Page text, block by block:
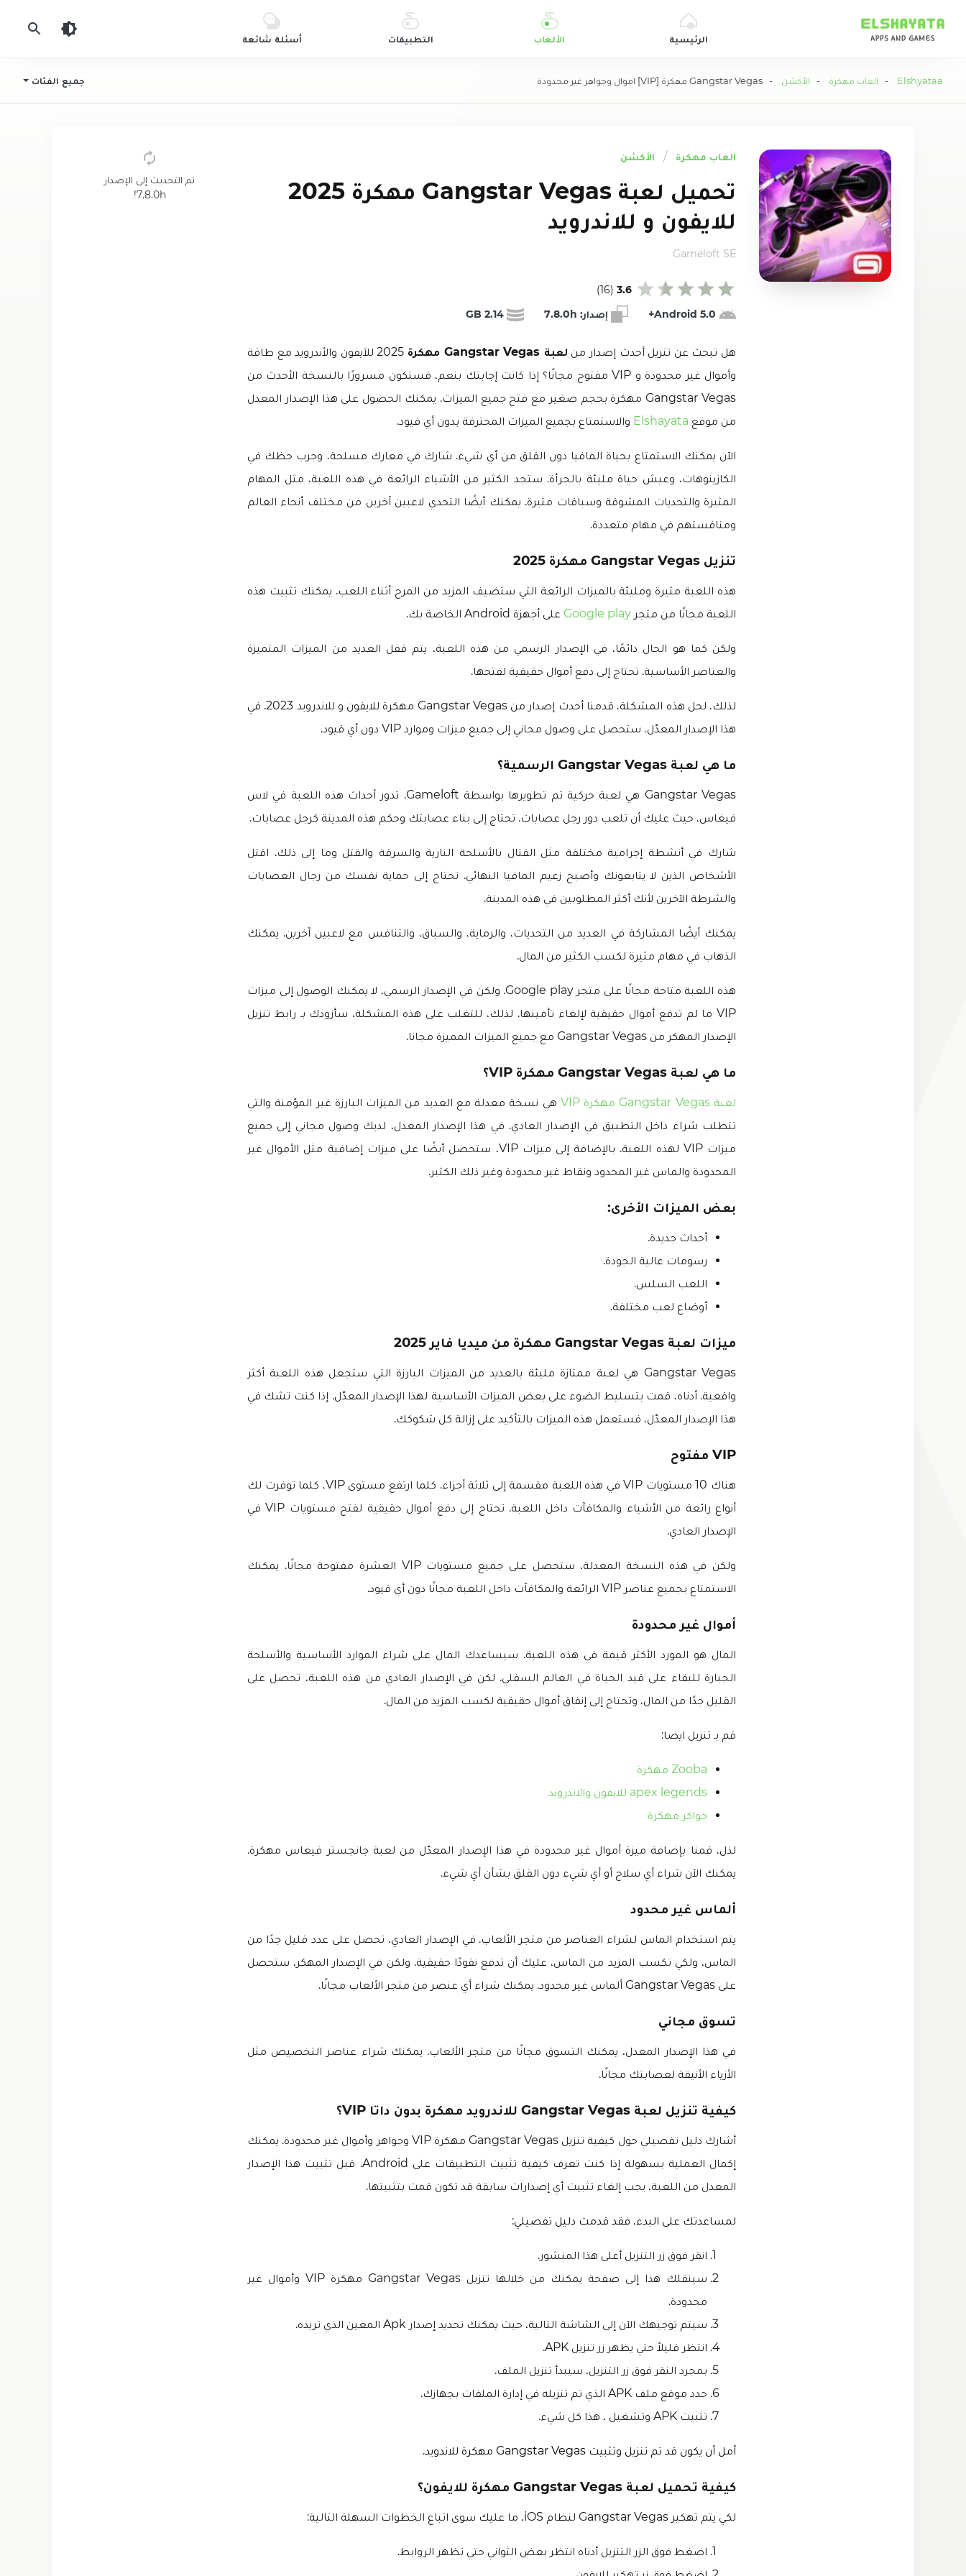
الرئيسية الألعاب التطبيقات أسئلة شائعة
جميع الفئات Elshyataa
- العاب مهكرة - الأكشن - Gangstar Vegas مهكرة [VIP] اموال وجواهر غير محدودة
العاب مهكرة الأكشن
تحميل لعبة Gangstar Vegas مهكرة 2025
للايفون و للاندرويد
5.0 Android+ إصدار: 7.8.0h
2.14 GB
تم التحديث إلى الإصدار
7.8.0h!
Gameloft SE
هل تبحث عن تنزيل أحدث إصدار من لعبة Gangstar Vegas مهكرة
2025 للآيفون والأندرويد مع طاقة
وأموال غير محدودة و VIP مفتوح مجانًا؟ إذا كانت إجابتك بنعم، فستكون مسرورًا بالنسخة الأحدث من
Gangstar Vegas مهكرة بحجم صغير مع فتح جميع الميزات. يمكنك الحصول على هذا الإصدار المعدل
من موقع Elshayata والاستمتاع بجميع الميزات المحترفة بدون أي قيود.
الآن يمكنك الاستمتاع بحياة المافيا دون القلق من أي شيء. شارك في معارك مسلحة، وجرب حظك في
الكازينوهات، وعيش حياة مليئة بالجرأة. ستجد الكثير من الأشياء الرائعة في هذه اللعبة، مثل المهام
المثيرة والتحديات المشوقة وسباقات مثيرة. يمكنك أيضًا التحدي لاعبين آخرين من مختلف أنحاء العالم
ومنافستهم في مهام متعددة.
تنزيل Gangstar Vegas مهكرة 2025
هذه اللعبة مثيرة ومليئة بالميزات الرائعة التي ستضيف المزيد من المرح أثناء اللعب. يمكنك تثبيت هذه
اللعبة مجانًا من متجر Google play على أجهزة Android الخاصة بك.
ولكن كما هو الحال دائمًا، في الإصدار الرسمي من هذه اللعبة، يتم قفل العديد من الميزات المتميزة
والعناصر الأساسية. تحتاج إلى دفع أموال حقيقية لفتحها.
لذلك، لحل هذه المشكلة، قدمنا ​​أحدث إصدار من Gangstar Vegas مهكرة للايفون و للاندرويد 2023. في
هذا الإصدار المعدّل، ستحصل على وصول مجاني إلى جميع ميزات وموارد VIP دون أي قيود.
ما هي لعبة Gangstar Vegas الرسمية؟
Gangstar Vegas هي لعبة حركية تم تطويرها بواسطة Gameloft. تدور أحداث هذه اللعبة في لاس
فيغاس، حيث عليك أن تلعب دور رجل عصابات. تحتاج إلى بناء عصابتك وحكم هذه المدينة كرجل عصابات.
شارك في أنشطة إجرامية مختلفة مثل القتال بالأسلحة النارية والسرقة والقتل وما إلى ذلك. اقتل
الأشخاص الذين لا يتابعونك وأصبح زعيم المافيا النهائي. تحتاج إلى حماية نفسك من رجال العصابات
والشرطة الآخرين لأنك أكثر المطلوبين في هذه المدينة.
يمكنك أيضًا المشاركة في العديد من التحديات، والرماية، والسباق، والتنافس مع لاعبين آخرين. يمكنك
الذهاب في مهام مثيرة لكسب الكثير من المال.
هذه اللعبة متاحة مجانًا على متجر Google play. ولكن في الإصدار الرسمي، لا يمكنك الوصول إلى ميزات
VIP ما لم تدفع أموال حقيقية لإلغاء تأمينها. لذلك، للتغلب على هذه المشكلة، سأزودك بـ رابط تنزيل
الإصدار المهكر من Gangstar Vegas مع جميع الميزات المميزة مجانا.
ما هي لعبة Gangstar Vegas مهكرة VIP؟
لعبة Gangstar Vegas مهكرة VIP
هي نسخة معدلة مع العديد من الميزات البارزة غير المؤمنة والتي
تتطلب شراء داخل التطبيق في الإصدار العادي. في هذا الإصدار المعدل، لديك وصول مجاني إلى جميع
ميزات VIP لهذه اللعبة. بالإضافة إلى ميزات VIP، ستحصل أيضًا على ميزات إضافية مثل الأموال غير
المحدودة والماس غير المحدود ونقاط غير محدودة وغير ذلك الكثير.
بعض الميزات الأخرى:
أحداث جديدة.
رسومات عالية الجودة.
اللعب السلس.
أوضاع لعب مختلفة.
ميزات لعبة Gangstar Vegas مهكرة من ميديا فاير 2025
Gangstar Vegas هي لعبة ممتازة مليئة بالعديد من الميزات البارزة التي ستجعل هذه اللعبة أكثر
واقعية. أدناه، قمت بتسليط الضوء على بعض الميزات الأساسية لهذا الإصدار المعدّل. إذا كنت تشك في
هذا الإصدار المعدّل، فستعمل هذه الميزات بالتأكيد على إزالة كل شكوكك.
VIP مفتوح
هناك 10 مستويات VIP في هذه اللعبة مقسمة إلى ثلاثة أجزاء. كلما ارتفع مستوى VIP، كلما توفرت لك
أنواع رائعة من الأشياء والمكافآت داخل اللعبة. تحتاج إلى دفع أموال حقيقية لفتح مستويات VIP في
الإصدار العادي.
ولكن في هذه النسخة المعدلة، ستحصل على جميع مستويات VIP العشرة مفتوحة مجانًا. يمكنك
الاستمتاع بجميع عناصر VIP الرائعة والمكافآت داخل اللعبة مجانًا دون أي قيود.
أموال غير محدودة
المال هو المورد الأكثر قيمة في هذه اللعبة. سيساعدك المال على شراء الموارد الأساسية والأسلحة
الجبارة للبقاء على قيد الحياة في العالم السفلي. لكن في الإصدار العادي من هذه اللعبة، تحصل على
القليل جدًا من المال، وتحتاج إلى إنفاق أموال حقيقية لكسب المزيد من المال.
قم بـ تنزيل ايضا:
Zooba مهكرة
apex legends للايفون والاندرويد
جواكر مهكرة
لذل، قمنا بإضافة ميزة أموال غير محدودة في هذا الإصدار المعدّل من لعبة جانجستر فيغاس مهكرة.
يمكنك الآن شراء أي سلاح أو أي شيء دون القلق بشأن أي شيء.
ألماس غير محدود
يتم استخدام الماس لشراء العناصر من متجر الألعاب. في الإصدار العادي، تحصل على عدد قليل جدًا من
الماس، ولكي تكسب المزيد من الماس، عليك أن تدفع نقودًا حقيقية. ولكن في الإصدار المهكر، ستحصل
على Gangstar Vegas ألماس غير محدود. يمكنك شراء أي عنصر من متجر الألعاب مجانًا.
تسوق مجاني
في هذا الإصدار المعدل، يمكنك التسوق مجانًا من متجر الألعاب. يمكنك شراء عناصر التخصيص مثل
الأزياء الأنيقة لعصابتك مجانًا.
كيفية تنزيل لعبة Gangstar Vegas للاندرويد مهكرة بدون داتا VIP؟
أشارك دليل تفصيلي حول كيفية تنزيل Gangstar Vegas مهكرة VIP وجواهر وأموال غير محدودة. يمكنك
إكمال العملية بسهولة إذا كنت تعرف كيفية تثبيت التطبيقات على Android. قبل تثبيت هذا الإصدار
المعدل من اللعبة، يجب إلغاء تثبيت أي إصدارات سابقة قد تكون قمت بتثبيتها.
لمساعدتك على البدء، فقد قدمت دليل تفصيلي:
انقر فوق زر التنزيل أعلى هذا المنشور.
سينقلك هذا إلى صفحة يمكنك من خلالها تنزيل Gangstar Vegas مهكرة VIP وأموال غير
محدودة.
سيتم توجيهك الآن إلى الشاشة التالية، حيث يمكنك تحديد إصدار Apk المعين الذي تريده.
انتظر قليلاً حتي يظهر زر تنزيل APK.
بمجرد النقر فوق زر التنزيل، سيبدأ تنزيل الملف.
حدد موقع ملف APK الذي تم تنزيله في إدارة الملفات بجهازك.
تثبيت APK وتشغيل ، هذا كل شيء.
آمل أن يكون قد تم تنزيل وتثبيت Gangstar Vegas مهكرة للاندويد.
كيفية تحميل لعبة Gangstar Vegas مهكرة للايفون؟
لكي يتم تهكير Gangstar Vegas لنظام iOS، ما عليك سوى اتباع الخطوات السهلة التالية:
اضغط فوق الزر التنزيل أدناه انتظر بعض الثواني حتي تظهر الروابط.
3.6
(
16
)